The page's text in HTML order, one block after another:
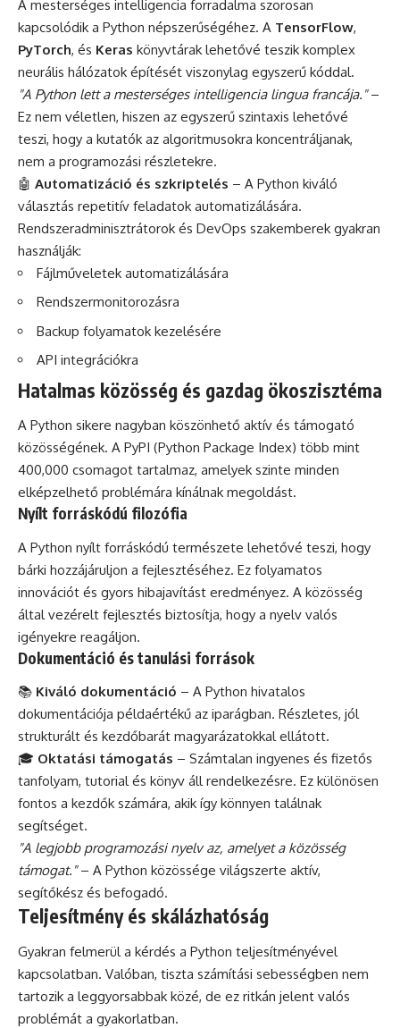
A mesterséges intelligencia forradalma szorosan
kapcsolódik a Python népszerűségéhez. A TensorFlow,
PyTorch, és Keras könyvtárak lehetővé teszik komplex
neurális hálózatok építését viszonylag egyszerű kóddal.
"A Python lett a mesterséges intelligencia lingua francája."–
Ez nem véletlen, hiszen az egyszerű szintaxis lehetővé
teszi, hogy a kutatók az algoritmusokra koncentráljanak,
nem a programozási részletekre.
🤖 Automatizáció és szkriptelés – A Python kiváló
választás repetitív feladatok automatizálására.
Rendszeradminisztrátorok és DevOps szakemberek gyakran
használják:
Fájlműveletek automatizálására
Rendszermonitorozásra
Backup folyamatok kezelésére
API integrációkra
Hatalmas közösség és gazdag ökoszisztéma
A Python sikere nagyban köszönhető aktív és támogató
közösségének. A PyPI (Python Package Index) több mint
400,000 csomagot tartalmaz, amelyek szinte minden
elképzelhető problémára kínálnak megoldást.
Nyílt forráskódú filozófia
A Python nyílt forráskódú természete lehetővé teszi, hogy
bárki hozzájáruljon a fejlesztéséhez. Ez folyamatos
innovációt és gyors hibajavítást eredményez. A közösség
által vezérelt fejlesztés biztosítja, hogy a nyelv valós
igényekre reagáljon.
Dokumentáció és tanulási források
📚 Kiváló dokumentáció – A Python hivatalos
dokumentációja példaértékű az iparágban. Részletes, jól
strukturált és kezdőbarát magyarázatokkal ellátott.
🎓 Oktatási támogatás – Számtalan ingyenes és fizetős
tanfolyam, tutorial és könyv áll rendelkezésre. Ez különösen
fontos a kezdők számára, akik így könnyen találnak
segítséget.
"A legjobb programozási nyelv az, amelyet a közösség
támogat."– A Python közössége világszerte aktív,
segítőkész és befogadó.
Teljesítmény és skálázhatóság
Gyakran felmerül a kérdés a Python teljesítményével
kapcsolatban. Valóban, tiszta számítási sebességben nem
tartozik a leggyorsabbak közé, de ez ritkán jelent valós
problémát a gyakorlatban.